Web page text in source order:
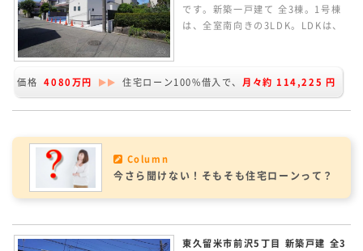
です。新築一戸建て 全3棟。1号棟
は、全室南向きの3LDK。LDKは、
す。ZEH水準の省エネ性能。耐震等
級「3」の地震に強い家です。
価格 4080万円 住宅ローン100%借入で、 月々約 114,225 円
Column
今さら聞けない！そもそも住宅ローンって？
東久留米市前沢5丁目 新築戸建 全3